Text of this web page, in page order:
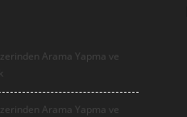
Arama Yapma ve
Arama Yapma ve